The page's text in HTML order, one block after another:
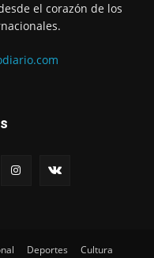
el corazón de los
Deportes Cultura